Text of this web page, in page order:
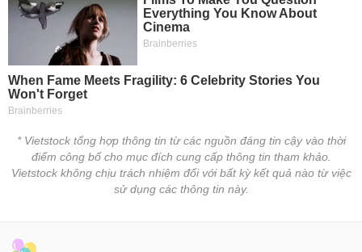
* Vietstock tổng hợp thông tin từ các nguồn đáng tin cậy vào thời
điểm công bố cho mục đích cung cấp thông tin tham khảo.
Vietstock không chịu trách nhiệm đối với bất kỳ kết quả nào từ việc
sử dụng các thông tin này.